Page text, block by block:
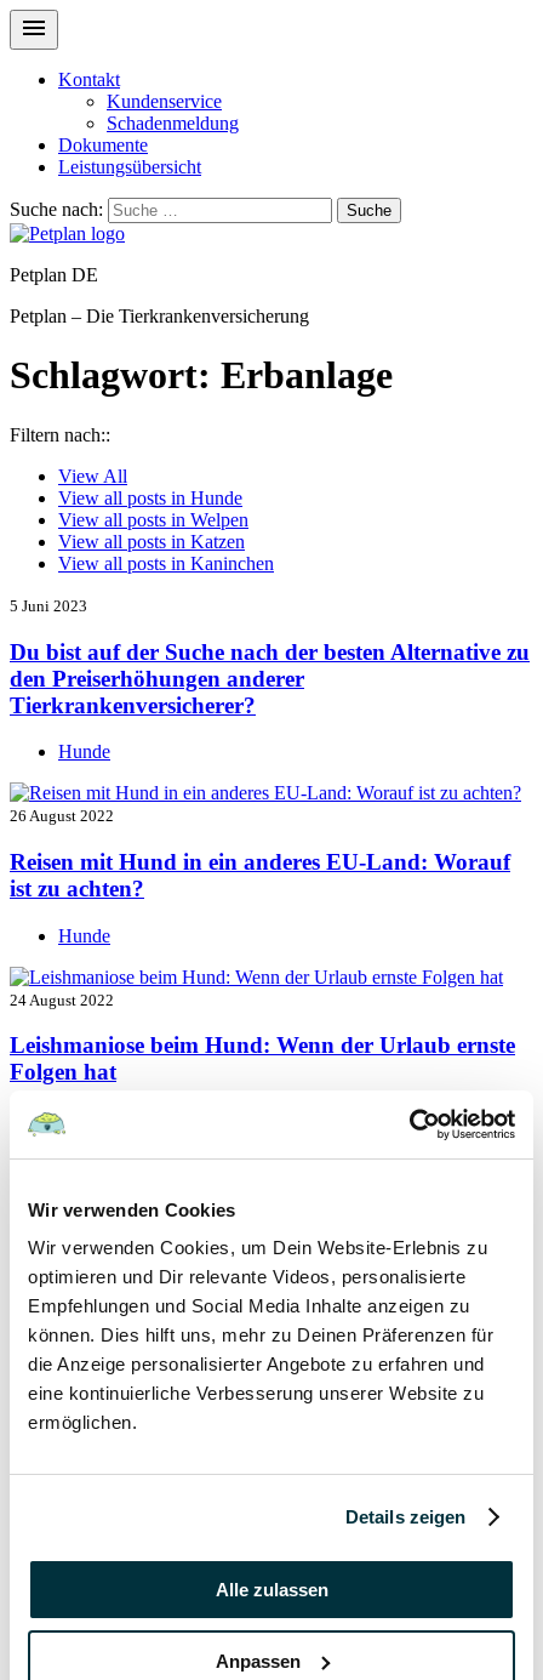
Wir verwenden Cookies
Wir verwenden Cookies, um Dein Website-Erlebnis zu
optimieren und Dir relevante Videos, personalisierte
Empfehlungen und Social Media Inhalte anzeigen zu
können. Dies hilft uns, mehr zu Deinen Präferenzen für
die Anzeige personalisierter Angebote zu erfahren und
eine kontinuierliche Verbesserung unserer Website zu
ermöglichen.
Details zeigen
Alle zulassen
Anpassen
Kontakt
Kundenservice
Schadenmeldung
Dokumente
Leistungsübersicht
Suche nach: Suche
Petplan DE
Petplan – Die Tierkrankenversicherung
Schlagwort: Erbanlage
Filtern nach::
View All
View all posts in Hunde
View all posts in Welpen
View all posts in Katzen
View all posts in Kaninchen
5 Juni 2023
Du bist auf der Suche nach der besten Alternative zu
den Preiserhöhungen anderer
Tierkrankenversicherer?
Hunde
26 August 2022
Reisen mit Hund in ein anderes EU-Land: Worauf
ist zu achten?
Hunde
24 August 2022
Leishmaniose beim Hund: Wenn der Urlaub ernste
Folgen hat
Hunde
22 August 2022
Hundefutter und Wasser im Urlaub: Worauf sollte
besonders geachtet werden?
Hunde
17 August 2022
Was dürfen Katzen nicht essen?
Katzen
Vitamin B für den Hund: Für was ist es wichtig?
Hunde